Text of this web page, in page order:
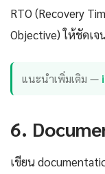
RTO (Recovery
Objective) ให้ชัดเจ
แนะนำเพิ่มเติม —
6.
เขียน